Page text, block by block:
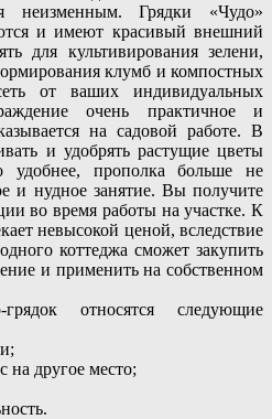
неизменным. Грядки «Чудо»
и имеют красивый внешний
для культивирования зелени,
клумб и компостных
от ваших индивидуальных
очень практичное и
на садовой работе. В
и удобрять растущие цветы
удобнее, прополка больше не
и нудное занятие. Вы получите
во время работы на участке. К
невысокой ценой, вследствие
коттеджа сможет закупить
и применить на собственном
относятся следующие
на другое место;